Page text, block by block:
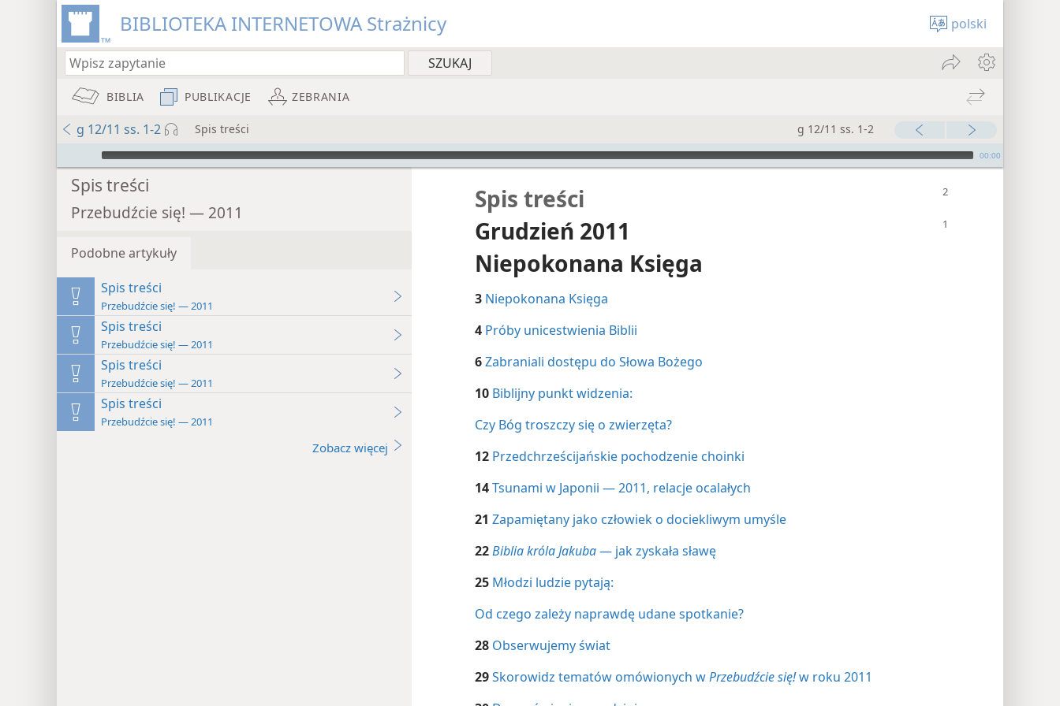
BIBLIOTEKA INTERNETOWA Strażnicy polski
BIBLIA PUBLIKACJE ZEBRANIA
g 12/11 ss. 1-2 Spis treści g 12/11 ss. 1-2
Audio Player 00:00
Spis treści
Przebudźcie się! — 2011
Podobne artykuły
Spis treści
Przebudźcie się! — 2011
Spis treści
Przebudźcie się! — 2011
Spis treści
Przebudźcie się! — 2011
Spis treści
Przebudźcie się! — 2011
Zobacz więcej
Spis treści
Grudzień 2011
Niepokonana Księga
3 Niepokonana Księga
4 Próby unicestwienia Biblii
6Zabraniali dostępu do Słowa Bożego
10 Biblijny punkt widzenia:
Czy Bóg troszczy się o zwierzęta?
12 Przedchrześcijańskie pochodzenie choinki
14Tsunami w Japonii — 2011, relacje ocalałych
21 Zapamiętany jako człowiek o dociekliwym umyśle
22Biblia króla Jakuba— jak zyskała sławę
25 Młodzi ludzie pytają:
Od czego zależy naprawdę udane spotkanie?
28 Obserwujemy świat
29Skorowidz tematów omówionych wPrzebudźcie się!w roku 2011